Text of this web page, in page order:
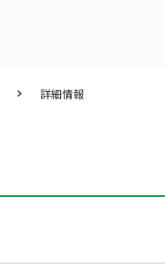
詳細情報